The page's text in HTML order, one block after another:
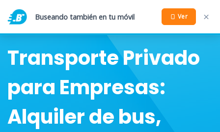
Buseando también en tu móvil Ver
Transporte Privado
para Empresas:
Alquiler de bus,